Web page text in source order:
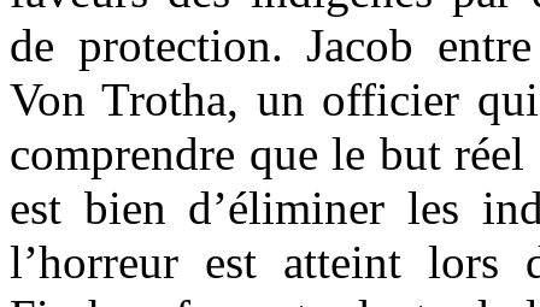
de protection. Jacob
Von Trotha, un officier
comprendre que le but
est bien d’éliminer les
l’horreur est atteint lors